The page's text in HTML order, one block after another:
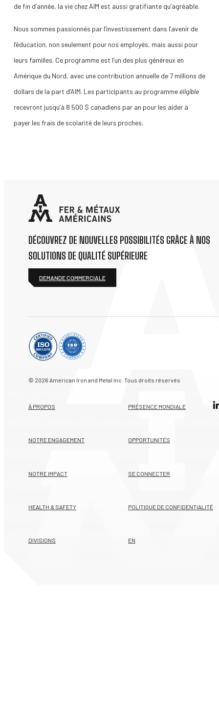
de fin d’année, la vie chez AIM est aussi gratifiante qu’agréable.
Nous sommes passionnés par l’investissement dans l’avenir de
l’éducation, non seulement pour nos employés, mais aussi pour
leurs familles. Ce programme est l’un des plus généreux en
Amérique du Nord, avec une contribution annuelle de 7 millions de
dollars de la part d’AIM. Les participants au programme éligible
recevront jusqu’à 8 500 $ canadiens par an pour les aider à
payer les frais de scolarité de leurs proches.
DÉCOUVREZ DE NOUVELLES POSSIBILITÉS GRÂCE À NOS
SOLUTIONS DE QUALITÉ SUPÉRIEURE
DEMANDE COMMERCIALE
© 2026 American Iron and Metal Inc. Tous droits réservés
À PROPOS
NOTRE ENGAGEMENT
NOTRE IMPACT
HEALTH & SAFETY
DIVISIONS
PRÉSENCE MONDIALE
OPPORTUNITÉS
SE CONNECTER
POLITIQUE DE CONFIDENTIALITÉ
EN